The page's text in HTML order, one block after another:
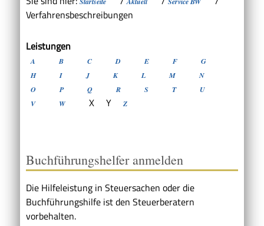
Verfahrensbeschreibungen
Leistungen
A B C D E F
G
H
I J K L M
N
O
P Q R S T
U
V
W X Y Z
Buchführungshelfer anmelden
Die Hilfeleistung in Steuersachen oder die
Buchführungshilfe ist den Steuerberatern
vorbehalten.